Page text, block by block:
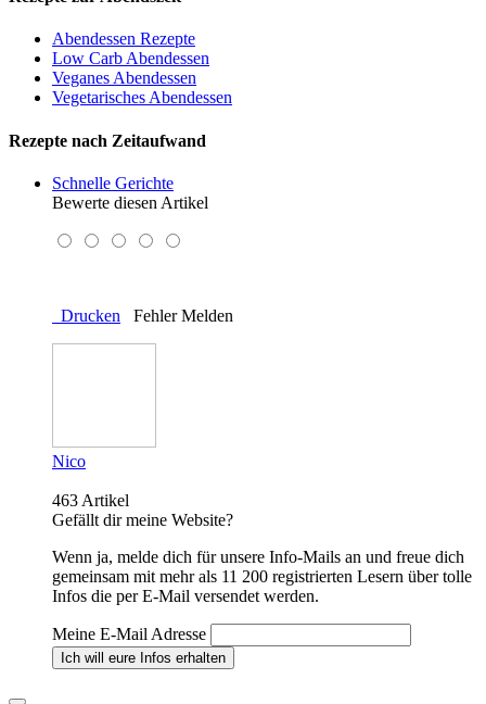
Abendessen Rezepte
Low Carb Abendessen
Veganes Abendessen
Vegetarisches Abendessen
Rezepte nach Zeitaufwand
Schnelle Gerichte
Bewerte diesen Artikel
Drucken Fehler Melden
Nico
463 Artikel
Gefällt dir meine Website?
Wenn ja, melde dich für unsere Info-Mails an und freue dich
gemeinsam mit mehr als 11 200 registrierten Lesern über tolle
Infos die per E-Mail versendet werden.
Meine E-Mail Adresse